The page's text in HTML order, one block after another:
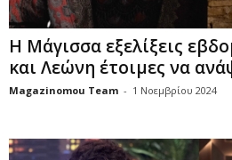
Η Μάγισσα εξελίξεις
και Λεώνη έτοιμες να
Magazinomou Team - 1 Νοεμβρίου 2024